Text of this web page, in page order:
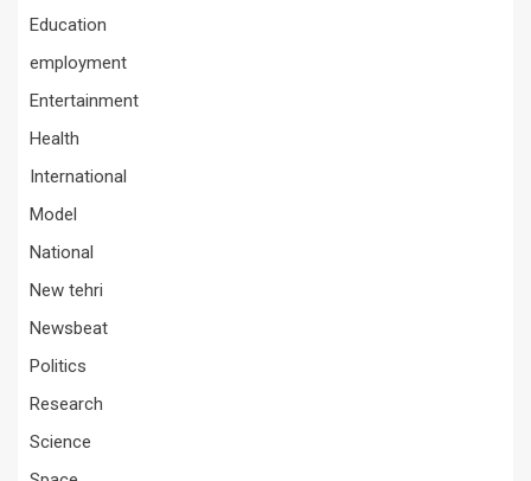
Education
employment
Entertainment
Health
International
Model
National
New tehri
Newsbeat
Politics
Research
Science